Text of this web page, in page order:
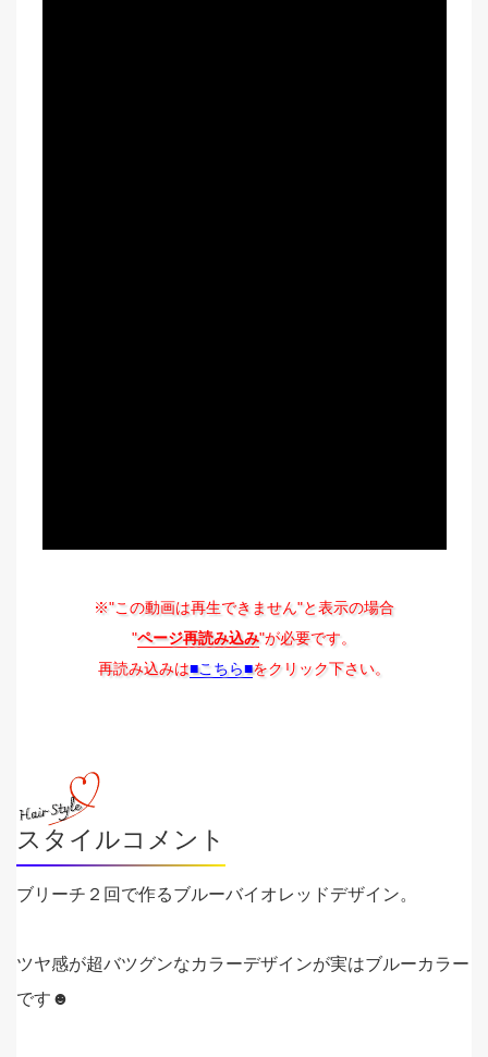
※"この動画は再生できません"と表示の場合
"ページ再読み込み"が必要です。
再読み込みは■こちら■をクリック下さい。
スタイルコメント
ブリーチ２回で作るブルーバイオレッドデザイン。
ツヤ感が超バツグンなカラーデザインが実はブルーカラー
です☻